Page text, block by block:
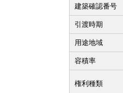
建築確認番号
引渡時期
用途地域
容積率
権利種類